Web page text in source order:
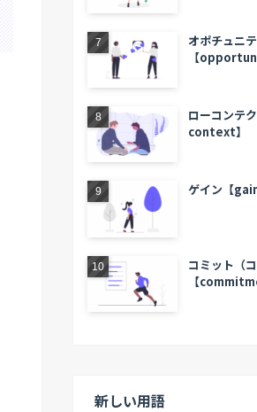
オポチュニ
【
ローコンテ
context】
ゲイン【gain
コミット（
【
新しい用語